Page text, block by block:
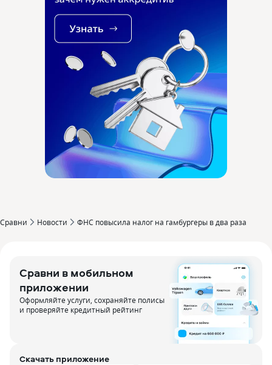
Сравни Новости ФНС повысила налог на гамбургеры в два раза
Сравни в мобильном
приложении
Оформляйте услуги, сохраняйте полисы
и проверяйте кредитный рейтинг
Скачать приложение